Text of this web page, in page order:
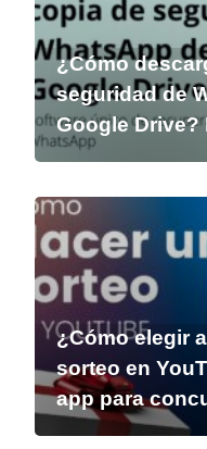
¿Cómo
seguridad de
Google Drive?
¿Cómo elegir
sorteo en
app para